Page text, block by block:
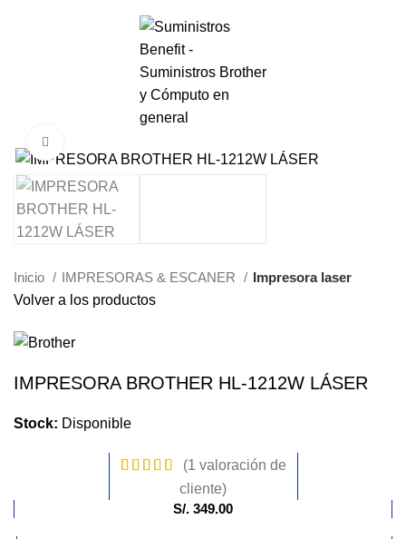
Inicio IMPRESORAS & ESCANER Impresora laser
Volver a los productos
IMPRESORA BROTHER HL-1212W LÁSER
Stock: Disponible
(1 valoración de
cliente)
S/. 349.00